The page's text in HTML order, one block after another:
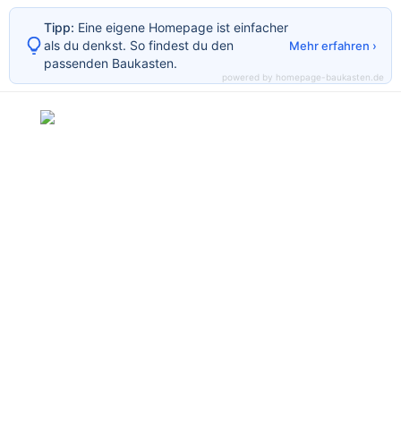
Tipp: Eine eigene Homepage ist einfacher
als du denkst. So findest du den
passenden Baukasten.
Mehr erfahren ›
powered by homepage-baukasten.de